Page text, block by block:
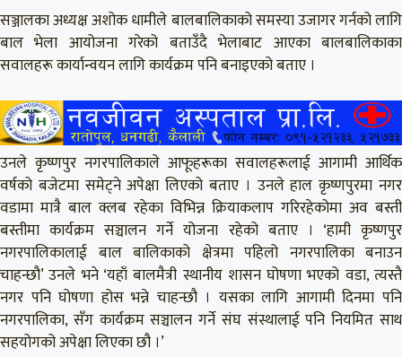
सञ्जालका अध्यक्ष अशोक धामीले बालबालिकाको समस्या उजागर गर्नको लागि
बाल भेला आयोजना गरेको बताउँदै भेलाबाट आएका बालबालिकाका
सवालहरू कार्यान्वयन लागि कार्यक्रम पनि बनाइएको बताए ।
उनले कृष्णपुर नगरपालिकाले आफूहरूका सवालहरूलाई आगामी आर्थिक
वर्षको बजेटमा समेट्ने अपेक्षा लिएको बताए । उनले हाल कृष्णपुरमा नगर
वडामा मात्रै बाल क्लब रहेका विभिन्न क्रियाकलाप गरिरहेकोमा अव बस्ती
बस्तीमा कार्यक्रम सञ्चालन गर्ने योजना रहेको बताए । ‘हामी कृष्णपुर
नगरपालिकालाई बाल बालिकाको क्षेत्रमा पहिलो नगरपालिका बनाउन
चाहन्छौ’ उनले भने ‘यहाँ बालमैत्री स्थानीय शासन घोषणा भएको वडा, त्यस्तै
नगर पनि घोषणा होस भन्ने चाहन्छौ । यसका लागि आगामी दिनमा पनि
नगरपालिका, सँग कार्यक्रम सञ्चालन गर्ने संघ संस्थालाई पनि नियमित साथ
सहयोगको अपेक्षा लिएका छौ ।’